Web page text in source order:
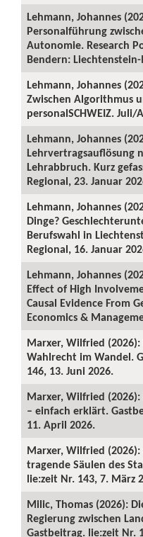
Lehmann, Johannes
Personalführung
Autonomie. Research
Bendern:
Lehmann, Johannes
Zwischen Algorithmus
personalSCHWEIZ. Juli/
Lehmann, Johannes
Lehrvertragsauflösung
Lehrabbruch. Kurz
Regional, 23. Januar
Lehmann, Johannes
Dinge?
Berufswahl in
Regional, 16. Januar
Lehmann, Johannes
Effect of High
Causal Evidence From
Economics &
Marxer, Wilfried
Wahlrecht im Wandel.
146, 13. Juni 2026.
Marxer, Wilfried
– einfach erklärt.
11. April 2026.
Marxer, Wilfried (2026):
tragende Säulen des
lie:zeit Nr. 143, 7. März
Milic, Thomas (2026):
Regierung zwischen
Gastbeitrag. lie:zeit Nr.